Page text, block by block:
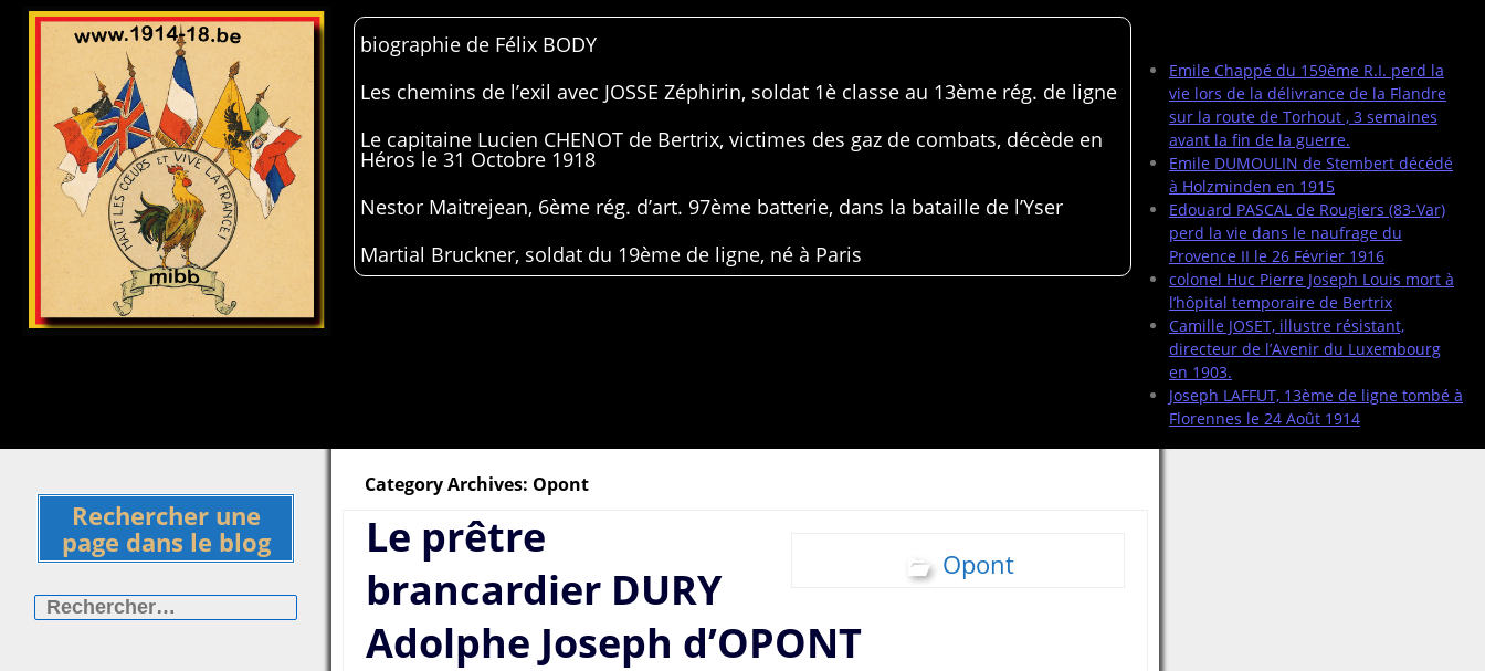
Emile Chappé du 159ème R.I. perd la
vie lors de la délivrance de la Flandre
sur la route de Torhout , 3 semaines
avant la fin de la guerre.
Emile DUMOULIN de Stembert décédé
à Holzminden en 1915
Edouard PASCAL de Rougiers (83-Var)
perd la vie dans le naufrage du
Provence II le 26 Février 1916
colonel Huc Pierre Joseph Louis mort à
l’hôpital temporaire de Bertrix
Camille JOSET, illustre résistant,
directeur de l’Avenir du Luxembourg
en 1903.
Joseph LAFFUT, 13ème de ligne tombé à
Florennes le 24 Août 1914
biographie de Félix BODY
Les chemins de l’exil avec JOSSE Zéphirin, soldat 1è classe au 13ème rég. de ligne
Le capitaine Lucien CHENOT de Bertrix, victimes des gaz de combats, décède en
Héros le 31 Octobre 1918
Nestor Maitrejean, 6ème rég. d’art. 97ème batterie, dans la bataille de l’Yser
Martial Bruckner, soldat du 19ème de ligne, né à Paris
Rechercher une
page dans le blog
Category Archives: Opont
Opont
Le prêtre
brancardier DURY
Adolphe Joseph d’OPONT